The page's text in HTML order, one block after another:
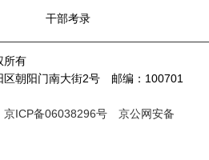
干部考录
所有
区朝阳门南大街2号 邮编：100701
京ICP备06038296号
京公网安备